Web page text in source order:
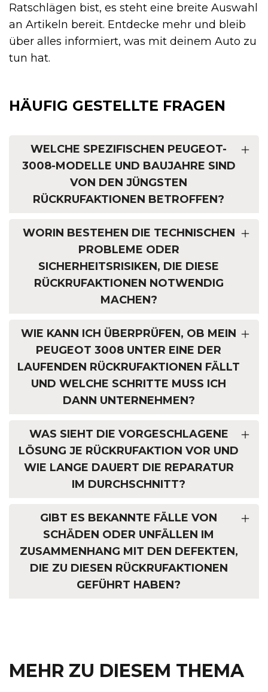
Ratschlägen bist, es steht eine breite Auswahl
an Artikeln bereit. Entdecke mehr und bleib
über alles informiert, was mit deinem Auto zu
tun hat.
HÄUFIG GESTELLTE FRAGEN
WELCHE SPEZIFISCHEN PEUGEOT-
3008-MODELLE UND BAUJAHRE SIND
VON DEN JÜNGSTEN
RÜCKRUFAKTIONEN BETROFFEN?
WORIN BESTEHEN DIE TECHNISCHEN
PROBLEME ODER
SICHERHEITSRISIKEN, DIE DIESE
RÜCKRUFAKTIONEN NOTWENDIG
MACHEN?
WIE KANN ICH ÜBERPRÜFEN, OB MEIN
PEUGEOT 3008 UNTER EINE DER
LAUFENDEN RÜCKRUFAKTIONEN FÄLLT
UND WELCHE SCHRITTE MUSS ICH
DANN UNTERNEHMEN?
WAS SIEHT DIE VORGESCHLAGENE
LÖSUNG JE RÜCKRUFAKTION VOR UND
WIE LANGE DAUERT DIE REPARATUR
IM DURCHSCHNITT?
GIBT ES BEKANNTE FÄLLE VON
SCHÄDEN ODER UNFÄLLEN IM
ZUSAMMENHANG MIT DEN DEFEKTEN,
DIE ZU DIESEN RÜCKRUFAKTIONEN
GEFÜHRT HABEN?
MEHR ZU DIESEM THEMA